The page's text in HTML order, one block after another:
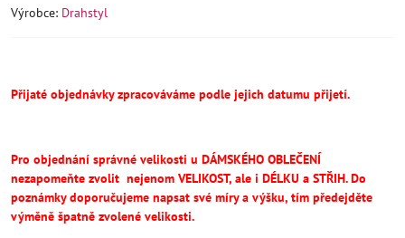
Výrobce: Drahstyl
Přijaté objednávky zpracováváme podle jejich datumu přijetí.
Pro objednání správné velikosti u DÁMSKÉHO OBLEČENÍ
nezapomeňte zvolit nejenom VELIKOST, ale i DÉLKU a STŘIH.Do
poznámky doporučujeme napsat své míry a výšku, tím předejděte
výměně špatně zvolené velikosti.